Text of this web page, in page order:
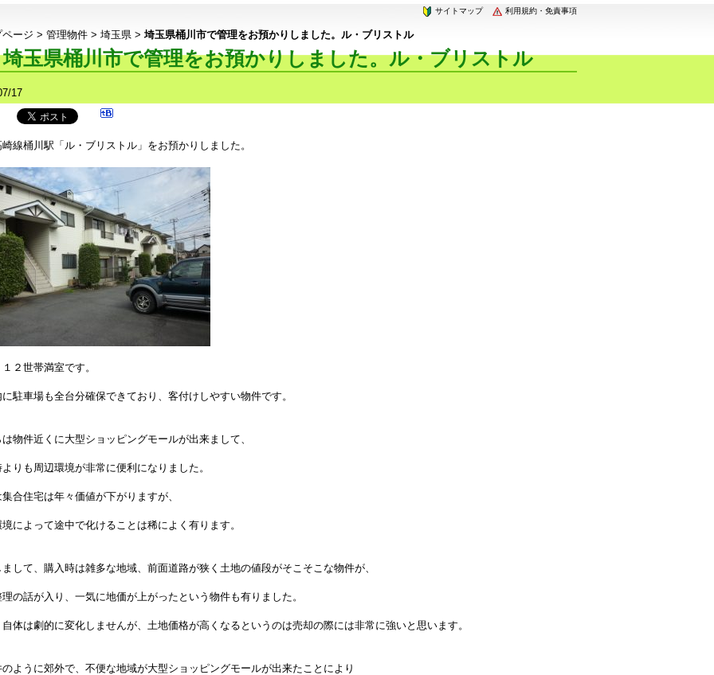
利用規約・免責事項
サイトマップ
ージ > 管理物件 > 埼玉県 > 埼玉県桶川市で管理をお預かりしました。ル・ブリストル
埼玉県桶川市で管理をお預かりしました。ル・ブリストル
17
線桶川駅「ル・ブリストル」をお預かりしました。
２世帯満室です。
駐車場も全台分確保できており、客付けしやすい物件です。
物件近くに大型ショッピングモールが出来まして、
りも周辺環境が非常に便利になりました。
合住宅は年々価値が下がりますが、
によって途中で化けることは稀によく有ります。
して、購入時は雑多な地域、前面道路が狭く土地の値段がそこそこな物件が、
の話が入り、一気に地価が上がったという物件も有りました。
体は劇的に変化しませんが、土地価格が高くなるというのは売却の際には非常に強いと思います。
ように郊外で、不便な地域が大型ショッピングモールが出来たことにより